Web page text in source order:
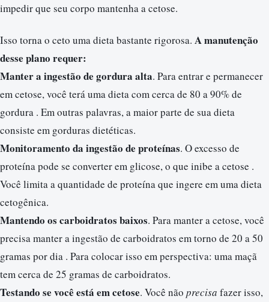
impedir que seu corpo mantenha a cetose.
Isso torna o ceto uma dieta bastante rigorosa. A manutenção
desse plano requer:
Manter a ingestão de gordura alta. Para entrar e permanecer
em cetose, você terá uma dieta com cerca de 80 a 90% de
gordura . Em outras palavras, a maior parte de sua dieta
consiste em gorduras dietéticas.
Monitoramento da ingestão de proteínas. O excesso de
proteína pode se converter em glicose, o que inibe a cetose .
Você limita a quantidade de proteína que ingere em uma dieta
cetogênica.
Mantendo os carboidratos baixos. Para manter a cetose, você
precisa manter a ingestão de carboidratos em torno de 20 a 50
gramas por dia . Para colocar isso em perspectiva: uma maçã
tem cerca de 25 gramas de carboidratos.
Testando se você está em cetose. Você não precisa fazer isso,